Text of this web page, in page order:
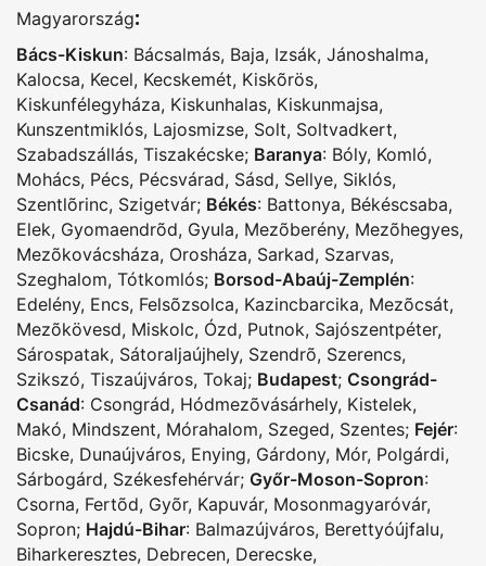
Magyarország:
Bács-Kiskun: Bácsalmás, Baja, Izsák, Jánoshalma,
Kalocsa, Kecel, Kecskemét, Kiskõrös,
Kiskunfélegyháza, Kiskunhalas, Kiskunmajsa,
Kunszentmiklós, Lajosmizse, Solt, Soltvadkert,
Szabadszállás, Tiszakécske; Baranya: Bóly, Komló,
Mohács, Pécs, Pécsvárad, Sásd, Sellye, Siklós,
Szentlõrinc, Szigetvár; Békés: Battonya, Békéscsaba,
Elek, Gyomaendrõd, Gyula, Mezõberény, Mezõhegyes,
Mezõkovácsháza, Orosháza, Sarkad, Szarvas,
Szeghalom, Tótkomlós; Borsod-Abaúj-Zemplén:
Edelény, Encs, Felsõzsolca, Kazincbarcika, Mezõcsát,
Mezõkövesd, Miskolc, Ózd, Putnok, Sajószentpéter,
Sárospatak, Sátoraljaújhely, Szendrõ, Szerencs,
Szikszó, Tiszaújváros, Tokaj; Budapest; Csongrád-
Csanád: Csongrád, Hódmezõvásárhely, Kistelek,
Makó, Mindszent, Mórahalom, Szeged, Szentes; Fejér:
Bicske, Dunaújváros, Enying, Gárdony, Mór, Polgárdi,
Sárbogárd, Székesfehérvár; Győr-Moson-Sopron:
Csorna, Fertõd, Gyõr, Kapuvár, Mosonmagyaróvár,
Sopron; Hajdú-Bihar: Balmazújváros, Berettyóújfalu,
Biharkeresztes, Debrecen, Derecske,